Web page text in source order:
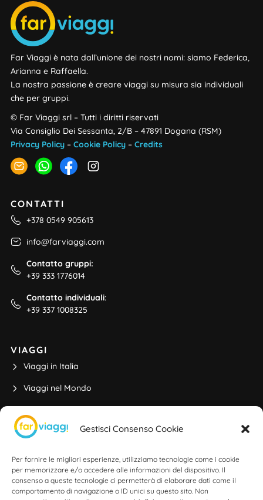
Gestisci Consenso Cookie
Per fornire le migliori esperienze, utilizziamo tecnologie come i cookie
per memorizzare e/o accedere alle informazioni del dispositivo. Il
consenso a queste tecnologie ci permetterà di elaborare dati come il
comportamento di navigazione o ID unici su questo sito. Non
Far Viaggi è nata dall’unione dei nostri nomi: siamo Federica,
Arianna e Raffaella.
La nostra passione è creare viaggi su misura sia individuali
che per gruppi.
© Far Viaggi srl – Tutti i diritti riservati
Via Consiglio Dei Sessanta, 2/B – 47891 Dogana (RSM)
Privacy Policy– Cookie Policy – Credits
CONTATTI
+378 0549 905613
info@farviaggi.com
Contatto gruppi:
+39 333 1776014
Contatto individuali:
+39 337 1008325
VIAGGI
Viaggi in Italia
Viaggi nel Mondo
Viaggi di Gruppo
Partenze da Rimini
ALTRE INFO